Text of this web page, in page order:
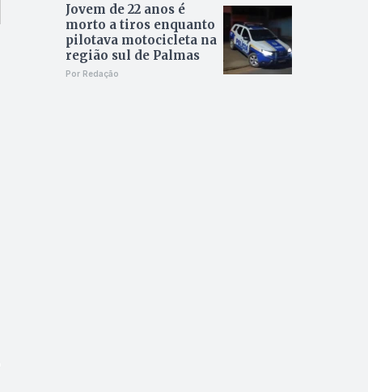
Jovem de 22 anos é
morto a tiros enquanto
pilotava motocicleta na
região sul de Palmas
Por Redação